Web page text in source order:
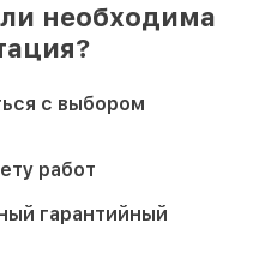
необходима
с выбором
работ
гарантийный